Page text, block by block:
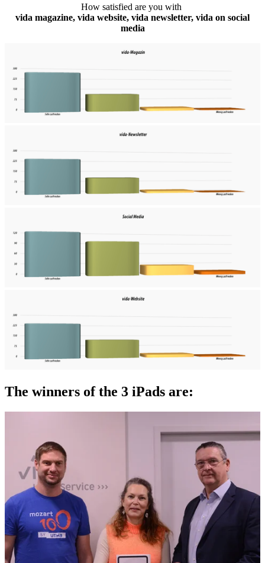
How satisfied are you with
vida magazine, vida website, vida newsletter, vida on social
media
The winners of the 3 iPads are: